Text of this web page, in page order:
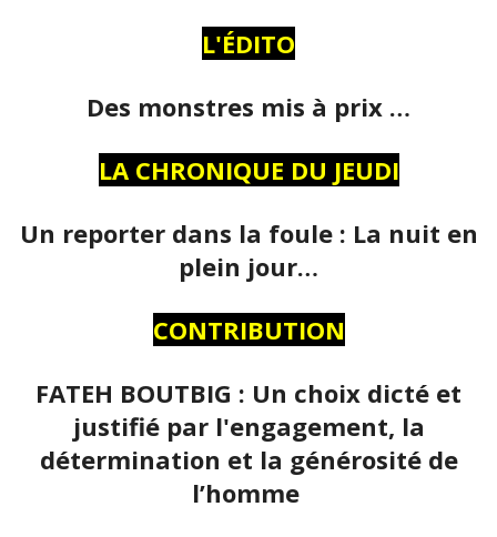
L'ÉDITO
Des monstres mis à prix …
LA CHRONIQUE DU JEUDI
Un reporter dans la foule : La nuit en
plein jour…
CONTRIBUTION
FATEH BOUTBIG : Un choix dicté et
justifié par l'engagement, la
détermination et la générosité de
l’homme